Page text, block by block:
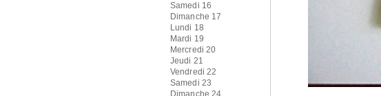
Samedi 16
Dimanche 17
Lundi 18
Mardi 19
Mercredi 20
Jeudi 21
Vendredi 22
Samedi 23
Dimanche 24